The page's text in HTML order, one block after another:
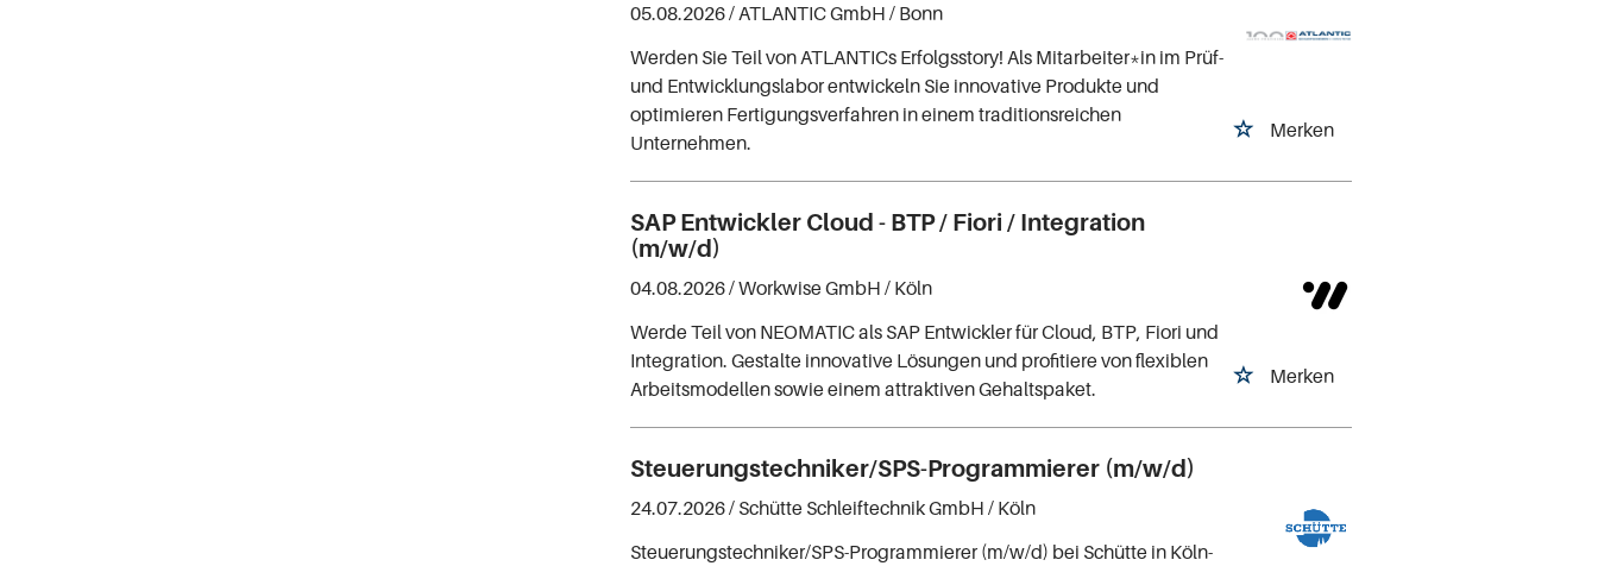
Merken
05.08.2026 /ATLANTIC GmbH / Bonn
Werden Sie Teil von ATLANTICs Erfolgsstory! Als Mitarbeiter*in im Prüf-
und Entwicklungslabor entwickeln Sie innovative Produkte und
optimieren Fertigungsverfahren in einem traditionsreichen
Unternehmen.
SAP Entwickler Cloud - BTP / Fiori / Integration
(m/w/d)
Merken
04.08.2026 /Workwise GmbH / Köln
Werde Teil von NEOMATIC als SAP Entwickler für Cloud, BTP, Fiori und
Integration. Gestalte innovative Lösungen und profitiere von flexiblen
Arbeitsmodellen sowie einem attraktiven Gehaltspaket.
Steuerungstechniker/SPS-Programmierer (m/w/d)
24.07.2026 / Schütte Schleiftechnik GmbH / Köln
Steuerungstechniker/SPS-Programmierer (m/w/d) bei Schütte in Köln-